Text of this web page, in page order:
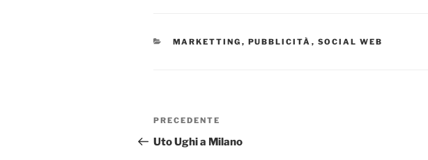
CATEGORIE
MARKETTING , PUBBLICITÀ , SOCIAL WEB
Navigazione
articoli
Articolo
precedente:
PRECEDENTE
Uto Ughi a Milano